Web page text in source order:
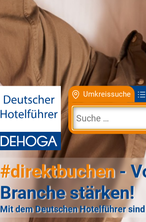
Umkreissuche
#direktbuchen-
Branche stärken!
Mit dem Deutschen Hotelführer